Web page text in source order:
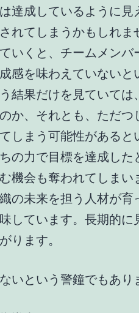
達成しているように見
れてしまうかもしれま
いくと、チームメンバ
感を味わえていないと
結果だけを見ていては
か、それとも、ただつ
しまう可能性があると
の力で目標を達成した
機会も奪われてしまい
の未来を担う人材が育
しています。長期的に
ります。
いという警鐘でもあり